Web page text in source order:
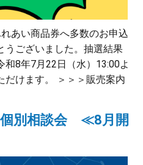
あい商品券へ多数のお申込
うございました。抽選結果
和8年7月22日（水）13:00よ
だけます。 ＞＞＞販売案内
個別相談会 ≪8月開